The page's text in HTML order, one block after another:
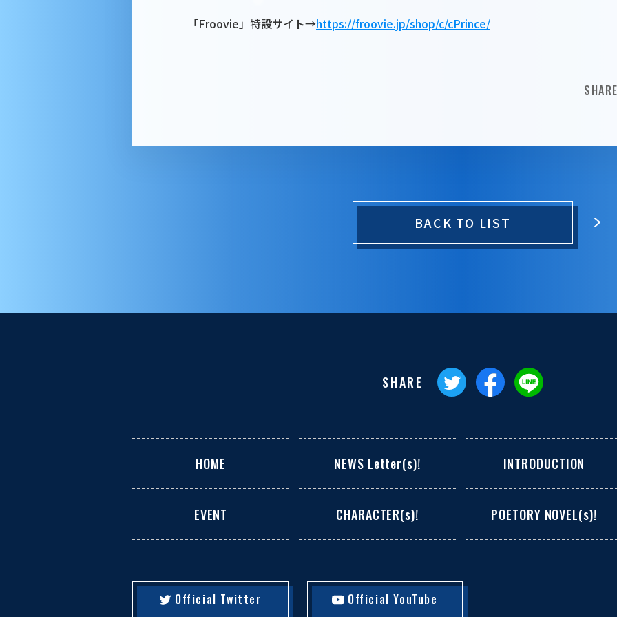
「Froovie」特設サイト→https://froovie.jp/shop/c/cPrince/
BACK TO LIST
SHARE
HOME NEWS Letter(s)! INTRODUCTION
EVENT CHARACTER(s)! POETORY NOVEL(s)!
Official Twitter Official YouTube